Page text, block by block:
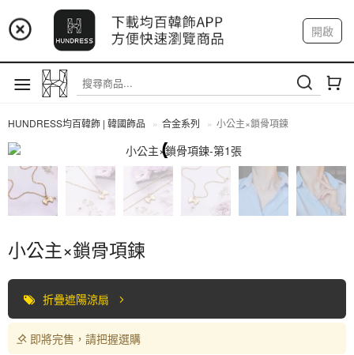
📢 市集預告：9/4-9/6 淡水捷運站
📢 市集預告：9/12-9/13 八里海巡基地
📢 市集預告：8/22-8/23 桃園青埔置地廣場
開啟
註冊 我的帳戶
HUNDRESS均百韓飾 | 韓國飾品 合金系列 小公主×鎖骨項鍊
小公主×鎖骨項鍊
折疊遮陽涼扇
即將完售，請把握選購